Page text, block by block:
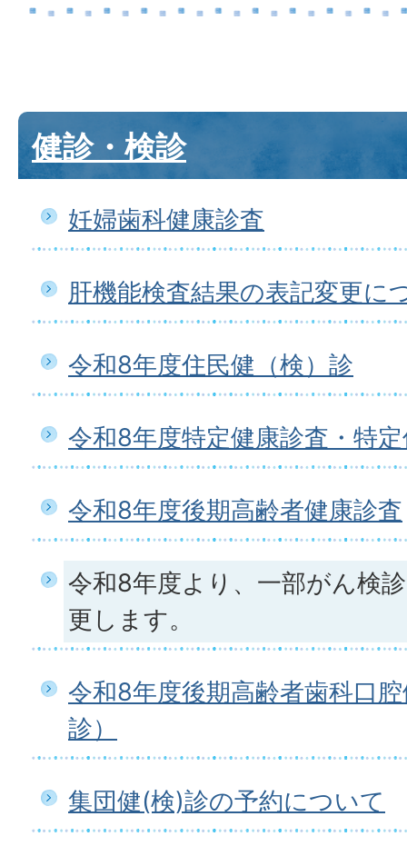
健診・検診
妊婦歯科健康診査
肝機能検査結果の表記変更に
令和8年度住民健（検）診
令和8年度特定健康診査・特
令和8年度後期高齢者健康診査
令和8年度より、一部がん検
更します。
令和8年度後期高齢者歯科口
診）
集団健(検)診の予約について